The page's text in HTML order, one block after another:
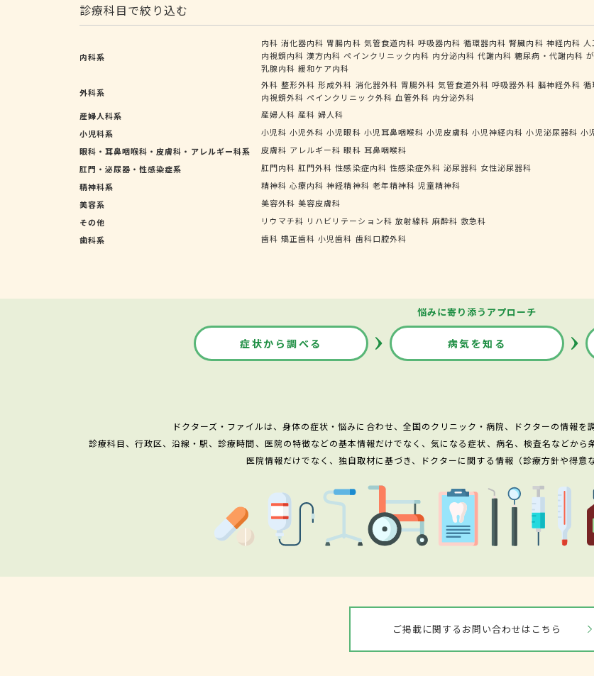
診療科目で絞り込む
内科系
内科 消化器内科 胃腸内科 気管食道内科 呼吸器内科 循環器内科 腎臓内科 神経内科
内視鏡内科 漢方内科 ペインクリニック内科 内分泌内科 代謝内科 糖尿病・代謝内科
乳腺内科 緩和ケア内科
外科系
外科 整形外科 形成外科 消化器外科 胃腸外科 気管食道外科 呼吸器外科 脳神経外科 循
内視鏡外科 ペインクリニック外科 血管外科 内分泌外科
産婦人科系
産婦人科 産科 婦人科
小児科系
小児科 小児外科 小児眼科 小児耳鼻咽喉科 小児皮膚科 小児神経内科 小児泌尿器科 小
眼科・耳鼻咽喉科・皮膚科・アレルギー科系
皮膚科 アレルギー科 眼科 耳鼻咽喉科
肛門・泌尿器・性感染症系
肛門内科 肛門外科 性感染症内科 性感染症外科 泌尿器科 女性泌尿器科
精神科系
精神科 心療内科 神経精神科 老年精神科 児童精神科
美容系
美容外科 美容皮膚科
その他
リウマチ科 リハビリテーション科 放射線科 麻酔科 救急科
歯科系
歯科 矯正歯科 小児歯科 歯科口腔外科
悩みに寄り添うアプローチ
症状から調べる 病気を知る
ドクターズ・ファイルは、身体の症状・悩みに合わせ、全国のクリニック・病院、ドクターの情報を
診療科目、行政区、沿線・駅、診療時間、医院の特徴などの基本情報だけでなく、気になる症状、病名、検査名などから
医院情報だけでなく、独自取材に基づき、ドクターに関する情報（診療方針や得意
ご掲載に関するお問い合わせはこちら